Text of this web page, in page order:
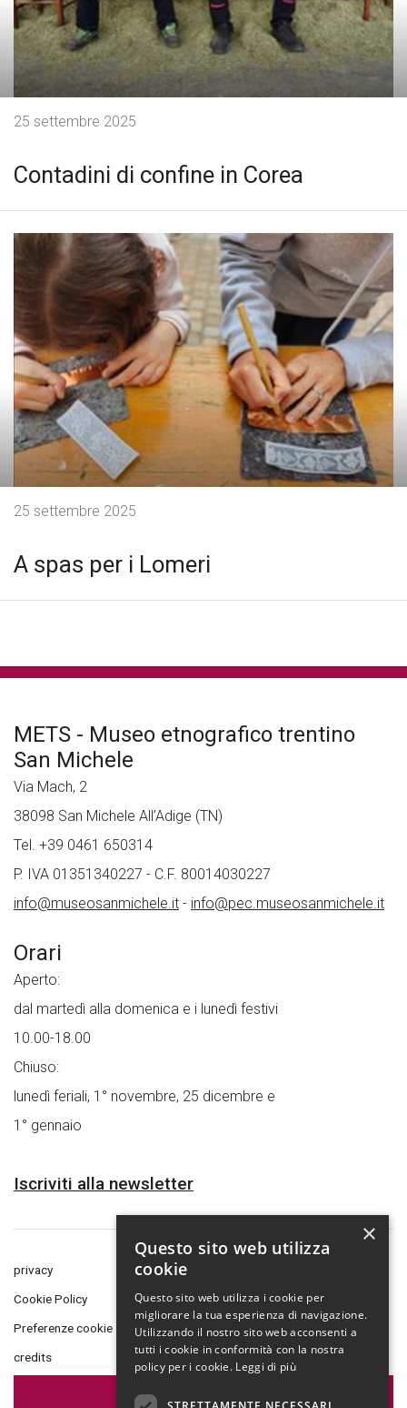
Contadini di confine in Corea
25 settembre 2025
A spas per i Lomeri
25 settembre 2025
METS - Museo etnografico trentino
San Michele
Via Mach, 2
38098 San Michele All’Adige (TN)
Tel. +39 0461 650314
P. IVA 01351340227 - C.F. 80014030227
info@museosanmichele.it - info@pec.museosanmichele.it
Orari
Aperto:
dal martedì alla domenica e i lunedì festivi
10.00-18.00
Chiuso:
lunedì feriali, 1° novembre, 25 dicembre e
1° gennaio
Iscriviti alla newsletter
privacy
Cookie Policy
Preferenze cookie
credits
Amministrazione Trasparente
×
Questo sito web utilizza
cookie
Questo sito web utilizza i cookie per
migliorare la tua esperienza di navigazione.
Utilizzando il nostro sito web acconsenti a
tutti i cookie in conformità con la nostra
policy per i cookie. Leggi di più